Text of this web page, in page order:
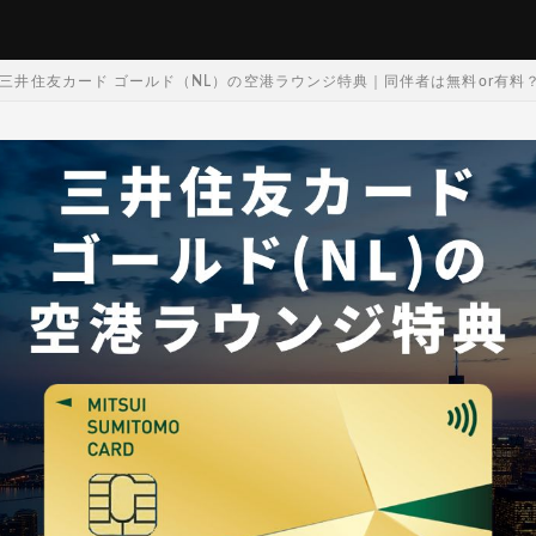
三井住友カード ゴールド（NL）の空港ラウンジ特典｜同伴者は無料or有料